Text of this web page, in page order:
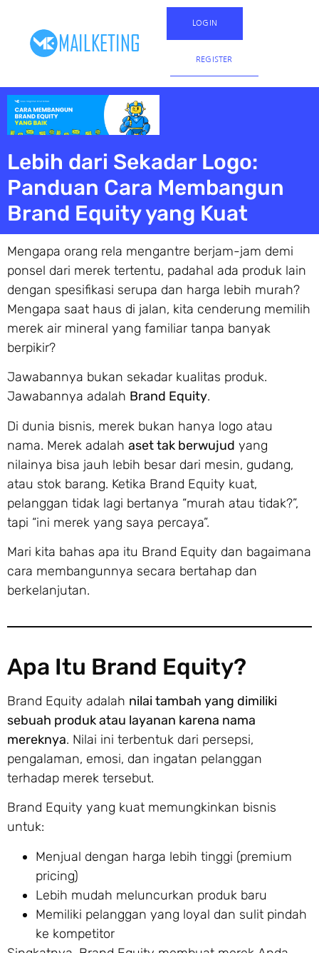
LOGIN
REGISTER
Lebih dari Sekadar Logo:
Panduan Cara Membangun
Brand Equity yang Kuat
Mengapa orang rela mengantre berjam-jam demi
ponsel dari merek tertentu, padahal ada produk lain
dengan spesifikasi serupa dan harga lebih murah?
Mengapa saat haus di jalan, kita cenderung memilih
merek air mineral yang familiar tanpa banyak
berpikir?
Jawabannya bukan sekadar kualitas produk.
Jawabannya adalah Brand Equity.
Di dunia bisnis, merek bukan hanya logo atau
nama. Merek adalah aset tak berwujud yang
nilainya bisa jauh lebih besar dari mesin, gudang,
atau stok barang. Ketika Brand Equity kuat,
pelanggan tidak lagi bertanya “murah atau tidak?”,
tapi “ini merek yang saya percaya”.
Mari kita bahas apa itu Brand Equity dan bagaimana
cara membangunnya secara bertahap dan
berkelanjutan.
Apa Itu Brand Equity?
Brand Equity adalah nilai tambah yang dimiliki
sebuah produk atau layanan karena nama
mereknya. Nilai ini terbentuk dari persepsi,
pengalaman, emosi, dan ingatan pelanggan
terhadap merek tersebut.
Brand Equity yang kuat memungkinkan bisnis
untuk:
Menjual dengan harga lebih tinggi (premium
pricing)
Lebih mudah meluncurkan produk baru
Memiliki pelanggan yang loyal dan sulit pindah
ke kompetitor